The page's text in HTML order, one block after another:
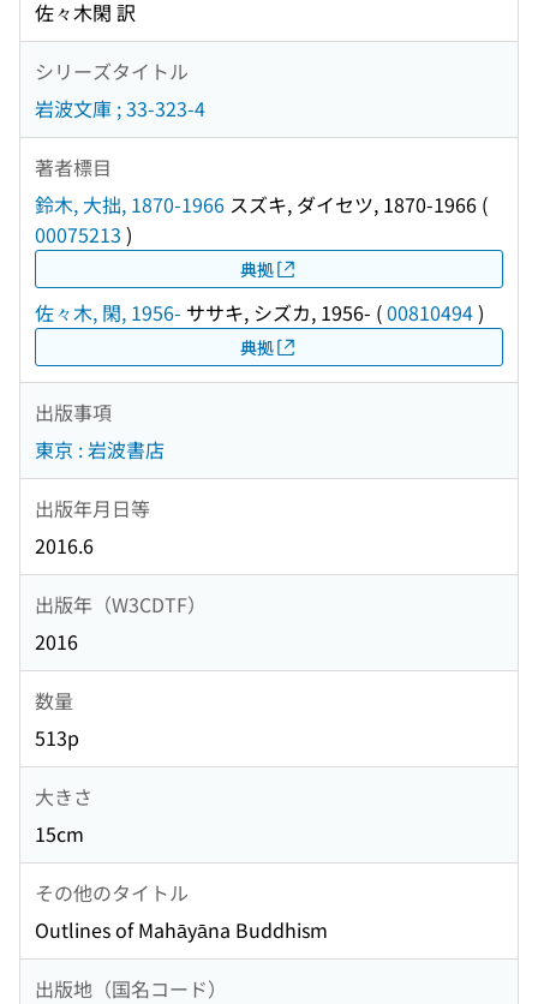
佐々木閑 訳
シリーズタイトル
岩波文庫 ; 33-323-4
著者標目
鈴木, 大拙, 1870-1966 スズキ, ダイセツ, 1870-1966 (
00075213 )
典拠
佐々木, 閑, 1956- ササキ, シズカ, 1956- (00810494)
典拠
出版事項
東京 : 岩波書店
出版年月日等
2016.6
出版年（W3CDTF）
2016
数量
513p
大きさ
15cm
その他のタイトル
Outlines of Mahāyāna Buddhism
出版地（国名コード）